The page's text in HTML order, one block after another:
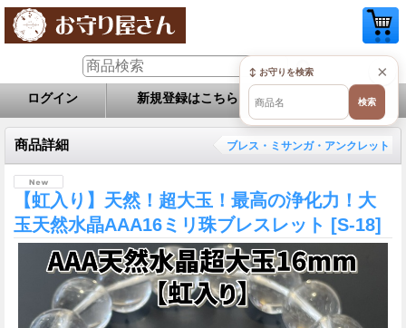
ログイン 新規登録はこちら お問い合せ
商品詳細 ブレス・ミサンガ・アンクレット
【虹入り】天然！超大玉！最高の浄化力！大
玉天然水晶AAA16ミリ珠ブレスレット [S-18]
×
↕ お守りを検索
検索